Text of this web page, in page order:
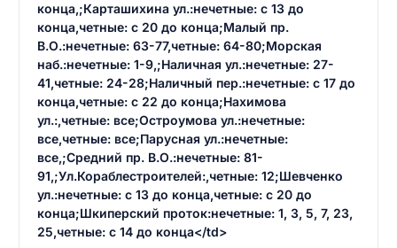
конца,;Карташихина ул.:нечетные: с 13 до
конца,четные: с 20 до конца;Малый пр.
В.О.:нечетные: 63-77,четные: 64-80;Морская
наб.:нечетные: 1-9,;Наличная ул.:нечетные: 27-
41,четные: 24-28;Наличный пер.:нечетные: с 17 до
конца,четные: с 22 до конца;Нахимова
ул.:,четные: все;Остроумова ул.:нечетные:
все,четные: все;Парусная ул.:нечетные:
все,;Средний пр. В.О.:нечетные: 81-
91,;Ул.Кораблестроителей:,четные: 12;Шевченко
ул.:нечетные: с 13 до конца,четные: с 20 до
конца;Шкиперский проток:нечетные: 1, 3, 5, 7, 23,
25,четные: с 14 до конца</td>